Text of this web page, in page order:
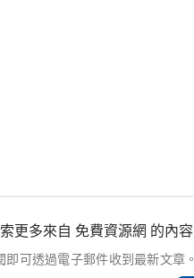
更多來自 免費資源網 的內容
即可透過電子郵件收到最新文章。